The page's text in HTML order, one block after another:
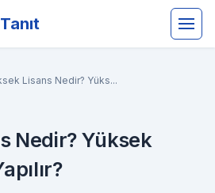
Lisans Nedir? Yüks...
Nedir? Yüksek